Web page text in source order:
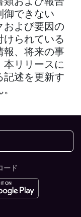
できない
よび要因の
られている
報、将来の事
リリースに
述を更新す
ード